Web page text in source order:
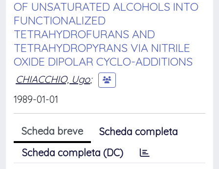
OF UNSATURATED ALCOHOLS INTO
FUNCTIONALIZED
TETRAHYDROFURANS AND
TETRAHYDROPYRANS VIA NITRILE
OXIDE DIPOLAR CYCLO-ADDITIONS
CHIACCHIO, Ugo;
1989-01-01
Scheda breve
Scheda completa
Scheda completa (DC)